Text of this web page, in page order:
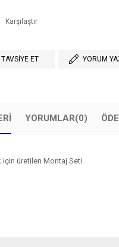
Karşılaştır
TAVSIYE ET YORUM
YORUMLAR(0)
üretilen Montaj Seti.